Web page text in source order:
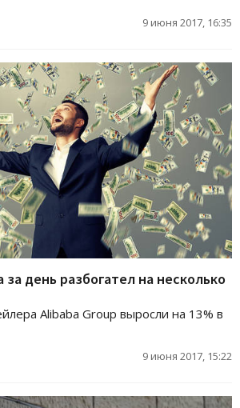
9 июня 2017, 16:35
день разбогател на несколько
Alibaba Group выросли на 13% в
9 июня 2017, 15:22